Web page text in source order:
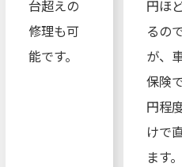
台超えの
修理も可
能です。
円ほ
るの
が、
保険
円程
けで
ます。